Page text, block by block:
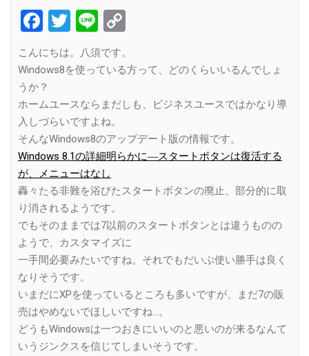
Facebook
Twitter
Line
こんにちは。八須です。
Windows8を使っている方って、どのくらいいるんでしょ
うか？
ホームユースならまだしも、ビジネスユースではかなり導
入しづらいですよね。
そんなWindows8のアップデート版の情報です。
Windows 8.1の詳細明らかに―スタートボタンは復活する
が、メニューはなし
轟々たる非難を浴びたスタートボタンの廃止、部分的に取
り消されるようです。
でもそのままでは7以前のスタートボタンとは違うものの
ようで、カスタマイズに
一手間必要みたいですね。それでもだいぶ使い勝手は良く
なりそうです。
いまだにXPを使っているところも多いですが、まだ7の販
売はやめないでほしいですね…。
どうもWindowsは一つおきにいいのと悪いのが来るなんて
いうジンクスを信じてしまいそうです。